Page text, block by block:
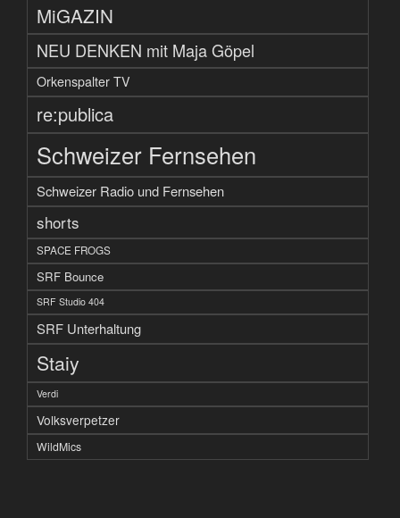
MiGAZIN
NEU DENKEN mit Maja Göpel
Orkenspalter TV
re:publica
Schweizer Fernsehen
Schweizer Radio und Fernsehen
shorts
SPACE FROGS
SRF Bounce
SRF Studio 404
SRF Unterhaltung
Staiy
Verdi
Volksverpetzer
WildMics